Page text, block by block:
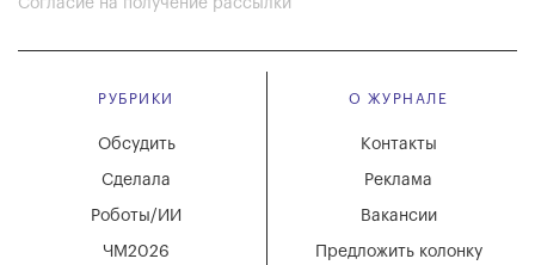
РУБРИКИ
Обсудить
Сделала
Роботы/ИИ
ЧМ2026
О ЖУРНАЛЕ
Вакансии
Реклама
Контакты
Предложить колонку